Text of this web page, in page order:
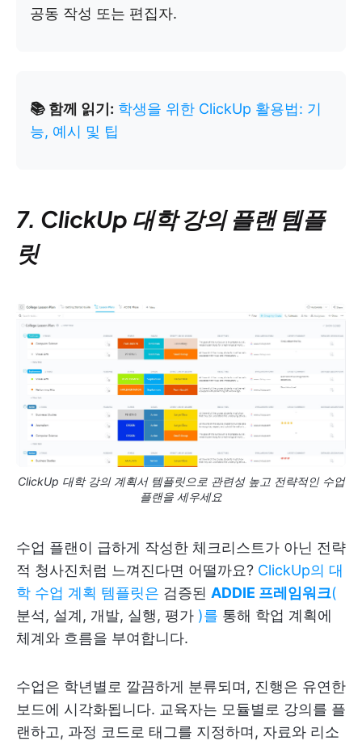
공동 작성 또는 편집자.
📚 함께 읽기: 학생을 위한 ClickUp 활용법: 기
능, 예시 및 팁
7. ClickUp 대학 강의 플랜 템플
릿
ClickUp 대학 강의 계획서 템플릿으로 관련성 높고 전략적인 수업
플랜을 세우세요
수업 플랜이 급하게 작성한 체크리스트가 아닌 전략
적 청사진처럼 느껴진다면 어떨까요? ClickUp의 대
학 수업 계획 템플릿은 검증된 ADDIE 프레임워크(
분석, 설계, 개발, 실행, 평가 )를 통해 학업 계획에
체계와 흐름을 부여합니다.
수업은 학년별로 깔끔하게 분류되며, 진행은 유연한
보드에 시각화됩니다. 교육자는 모듈별로 강의를 플
랜하고, 과정 코드로 태그를 지정하며, 자료와 리소